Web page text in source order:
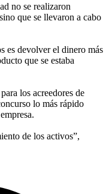
no se realizaron
que se llevaron a cabo
es devolver el dinero más
que se estaba
los acreedores de
lo más rápido
de los activos”,